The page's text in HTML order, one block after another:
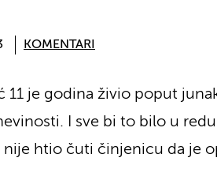
KOMENTARI
je godina živio poput
I sve bi to bilo u
htio čuti činjenicu da je